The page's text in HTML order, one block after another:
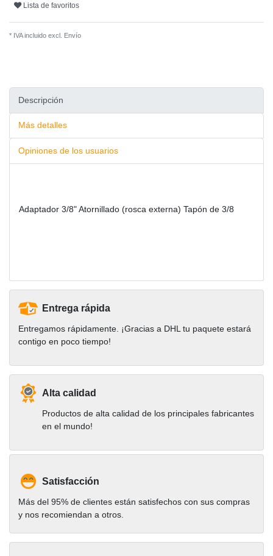
Lista de favoritos
* IVA incluido excl. Envío
Descripción
Más detalles
Opiniones de los usuarios
Adaptador 3/8" Atornillado (rosca externa) Tapón de 3/8
Entrega rápida
Entregamos rápidamente. ¡Gracias a DHL tu paquete estará
contigo en poco tiempo!
Alta calidad
Productos de alta calidad de los principales fabricantes
en el mundo!
Satisfacción
Más del 95% de clientes están satisfechos con sus compras
y nos recomiendan a otros.